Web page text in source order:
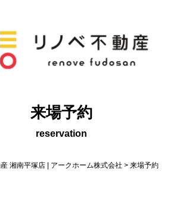
来場予約
reservation
湘南平塚店 | アークホーム株式会社 > 来場予約